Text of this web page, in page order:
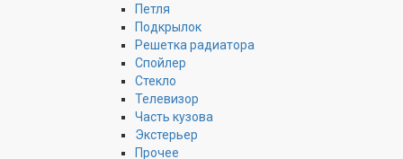
Петля
Подкрылок
Решетка радиатора
Спойлер
Стекло
Телевизор
Часть кузова
Экстерьер
Прочее